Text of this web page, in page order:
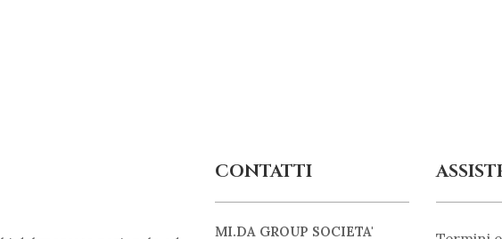
CONTATTI
MI.DA GROUP SOCIETA'